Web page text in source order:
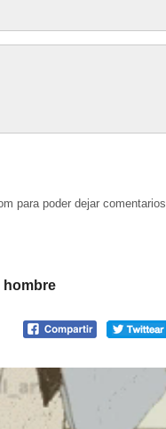
para poder dejar comentarios.
hombre